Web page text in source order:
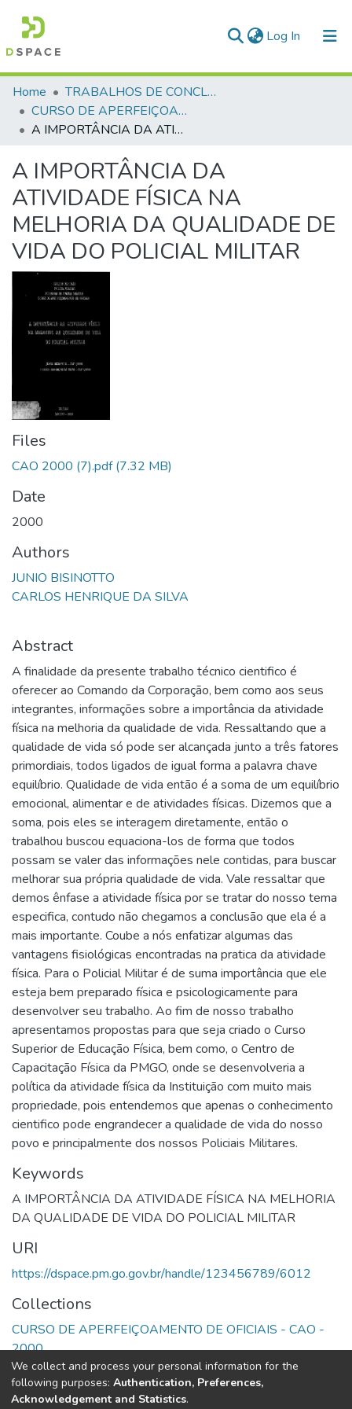
Log In (current)
Communities & Collections
All of DSpace
Home
TRABALHOS DE CONCLUSÃO DE CURSO - CAO (CURSO DE APERFEIÇOAMENTO DE OFICIAIS)
CURSO DE APERFEIÇOAMENTO DE OFICIAIS - CAO - 2000
A IMPORTÂNCIA DA ATIVIDADE FÍSICA NA MELHORIA DA QUALIDADE DE VIDA DO POLICIAL MILITAR
A IMPORTÂNCIA DA
ATIVIDADE FÍSICA NA
MELHORIA DA QUALIDADE DE
VIDA DO POLICIAL MILITAR
Files
CAO 2000 (7).pdf(7.32 MB)
Date
2000
Authors
JUNIO BISINOTTО
CARLOS HENRIQUE DA SILVA
Abstract
A finalidade da presente trabalho técnico cientifico é
oferecer ao Comando da Corporação, bem como aos seus
integrantes, informações sobre a importância da atividade
física na melhoria da qualidade de vida. Ressaltando que a
qualidade de vida só pode ser alcançada junto a três fatores
primordiais, todos ligados de igual forma a palavra chave
equilíbrio. Qualidade de vida então é a soma de um equilíbrio
emocional, alimentar e de atividades físicas. Dizemos que a
soma, pois eles se interagem diretamente, então o
trabalhou buscou equaciona-los de forma que todos
possam se valer das informações nele contidas, para buscar
melhorar sua própria qualidade de vida. Vale ressaltar que
demos ênfase a atividade física por se tratar do nosso tema
especifica, contudo não chegamos a conclusão que ela é a
mais importante. Coube a nós enfatizar algumas das
vantagens fisiológicas encontradas na pratica da atividade
física. Para o Policial Militar é de suma importância que ele
esteja bem preparado física e psicologicamente para
desenvolver seu trabalho. Ao fim de nosso trabalho
apresentamos propostas para que seja criado o Curso
Superior de Educação Física, bem como, o Centro de
Capacitação Física da PMGO, onde se desenvolveria a
política da atividade física da Instituição com muito mais
propriedade, pois entendemos que apenas o conhecimento
cientifico pode engrandecer a qualidade de vida do nosso
povo e principalmente dos nossos Policiais Militares.
Keywords
A IMPORTÂNCIA DA ATIVIDADE FÍSICA NA MELHORIA
DA QUALIDADE DE VIDA DO POLICIAL MILITAR
URI
https://dspace.pm.go.gov.br/handle/123456789/6012
Collections
CURSO DE APERFEIÇOAMENTO DE OFICIAIS - CAO -
2000
Full item page
We collect and process your personal information for the
following purposes: Authentication, Preferences,
Acknowledgement and Statistics.